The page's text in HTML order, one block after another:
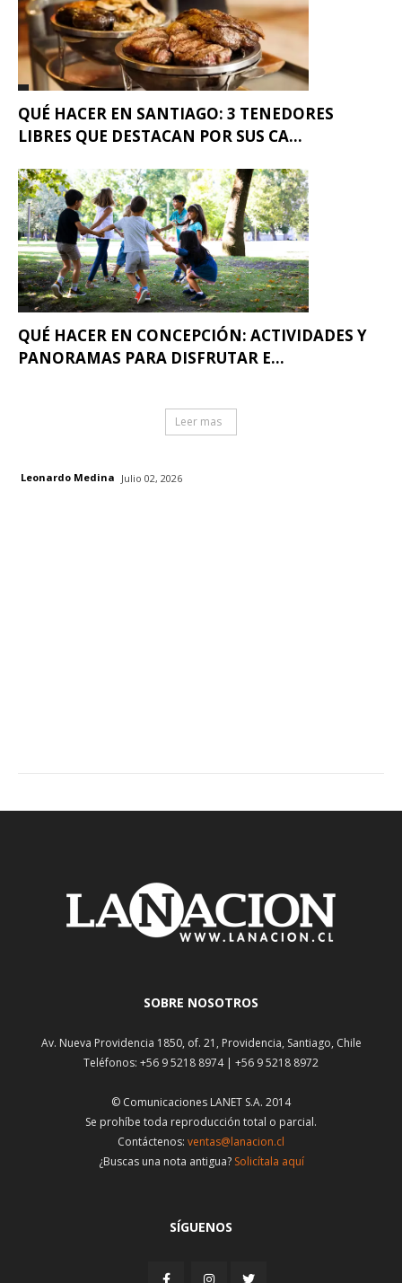
QUÉ HACER EN SANTIAGO: 3 TENEDORES
LIBRES QUE DESTACAN POR SUS CA...
QUÉ HACER EN CONCEPCIÓN: ACTIVIDADES Y
PANORAMAS PARA DISFRUTAR E...
Leer mas
Leonardo Medina Julio 02, 2026
SOBRE NOSOTROS
Av. Nueva Providencia 1850, of. 21, Providencia, Santiago, Chile
Teléfonos: +56 9 5218 8974 | +56 9 5218 8972
© Comunicaciones LANET S.A. 2014
Se prohíbe toda reproducción total o parcial.
Contáctenos: ventas@lanacion.cl
¿Buscas una nota antigua? Solicítala aquí
SÍGUENOS